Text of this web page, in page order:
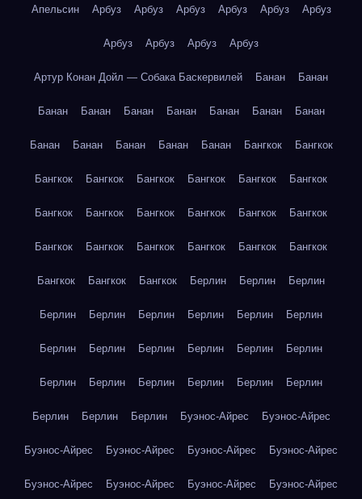
Апельсин Арбуз Арбуз Арбуз Арбуз Арбуз Арбуз
Арбуз Арбуз Арбуз Арбуз
Артур Конан Дойл — Собака Баскервилей Банан Банан
Банан Банан Банан Банан Банан Банан Банан
Банан Банан Банан Банан Банан Бангкок Бангкок
Бангкок Бангкок Бангкок Бангкок Бангкок Бангкок
Бангкок Бангкок Бангкок Бангкок Бангкок Бангкок
Бангкок Бангкок Бангкок Бангкок Бангкок Бангкок
Бангкок Бангкок Бангкок Берлин Берлин Берлин
Берлин Берлин Берлин Берлин Берлин Берлин
Берлин Берлин Берлин Берлин Берлин Берлин
Берлин Берлин Берлин Берлин Берлин Берлин
Берлин Берлин Берлин Буэнос-Айрес Буэнос-Айрес
Буэнос-Айрес Буэнос-Айрес Буэнос-Айрес Буэнос-Айрес
Буэнос-Айрес Буэнос-Айрес Буэнос-Айрес Буэнос-Айрес